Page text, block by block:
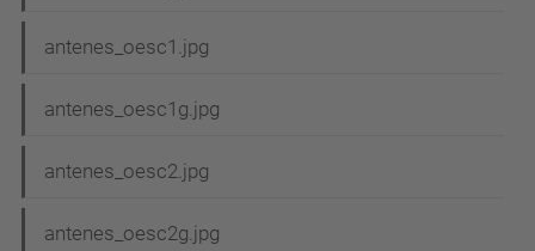
antenes_oesc1.jpg
antenes_oesc1g.jpg
antenes_oesc2.jpg
antenes_oesc2g.jpg